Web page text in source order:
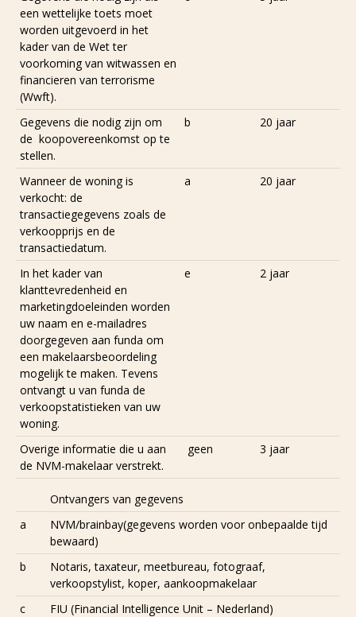
een wettelijke toets moet
worden uitgevoerd in het
kader van de Wet ter
voorkoming van witwassen en
financieren van terrorisme
(Wwft).
Gegevens die nodig zijn om
de koopovereenkomst op te
stellen.
b 20 jaar
Wanneer de woning is
verkocht: de
transactiegegevens zoals de
verkoopprijs en de
transactiedatum.
a 20 jaar
In het kader van
klanttevredenheid en
marketingdoeleinden worden
uw naam en e-mailadres
doorgegeven aan funda om
een makelaarsbeoordeling
mogelijk te maken. Tevens
ontvangt u van funda de
verkoopstatistieken van uw
woning.
e 2 jaar
Overige informatie die u aan
de NVM-makelaar verstrekt.
geen 3 jaar
Ontvangers van gegevens
a
NVM/brainbay(gegevens worden voor onbepaalde tijd
bewaard)
b
Notaris, taxateur, meetbureau, fotograaf,
verkoopstylist, koper, aankoopmakelaar
c
FIU (Financial Intelligence Unit – Nederland)